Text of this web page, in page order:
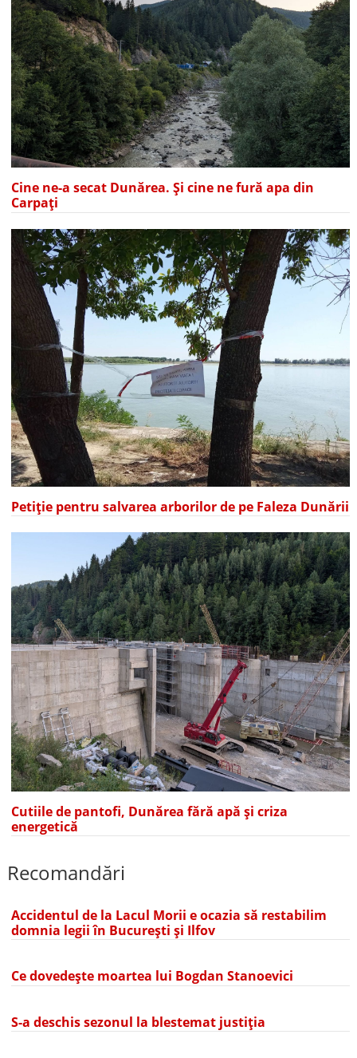
Cine ne-a secat Dunărea. Și cine ne fură apa din
Carpați
Petiție pentru salvarea arborilor de pe Faleza Dunării
Cutiile de pantofi, Dunărea fără apă și criza
energetică
Recomandări
Accidentul de la Lacul Morii e ocazia să restabilim
domnia legii în București și Ilfov
Ce dovedește moartea lui Bogdan Stanoevici
S-a deschis sezonul la blestemat justiția